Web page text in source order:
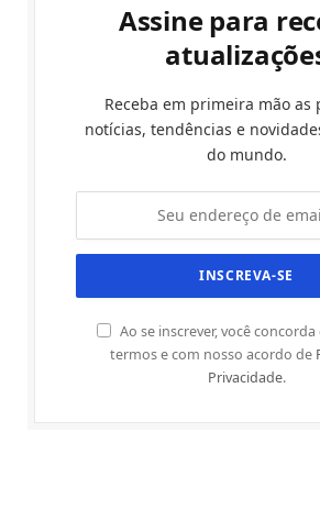
Assine para
Receba em primeira mão as
notícias, tendências e
do mundo.
Ao se inscrever, você
termos e com nosso acordo de
Privacidade.